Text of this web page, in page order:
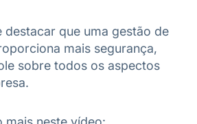
destacar que uma gestão de
mais segurança,
sobre todos os aspectos